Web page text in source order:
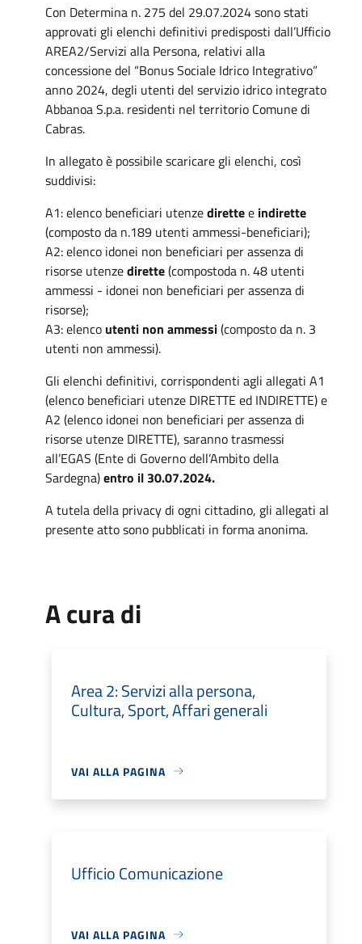
Con Determina n. 275 del 29.07.2024 sono stati
approvati gli elenchi definitivi predisposti dall’Ufficio
AREA2/Servizi alla Persona, relativi alla
concessione del “Bonus Sociale Idrico Integrativo”
anno 2024, degli utenti del servizio idrico integrato
Abbanoa S.p.a. residenti nel territorio Comune di
Cabras.
In allegato è possibile scaricare gli elenchi, così
suddivisi:
A1: elenco beneficiari utenzedirettee indirette
(composto da n.189 utenti ammessi-beneficiari);
A2: elenco idonei non beneficiari per assenza di
risorse utenzedirette(compostoda n. 48 utenti
ammessi - idonei non beneficiari per assenza di
risorse);
A3: elenco utenti non ammessi(composto da n. 3
utenti non ammessi).
Gli elenchi definitivi, corrispondenti agli allegati A1
(elenco beneficiari utenze DIRETTE ed INDIRETTE) e
A2 (elenco idonei non beneficiari per assenza di
risorse utenze DIRETTE), saranno trasmessi
all’EGAS (Ente di Governo dell’Ambito della
Sardegna)entro il 30.07.2024.
A tutela della privacy di ogni cittadino, gli allegati al
presente atto sono pubblicati in forma anonima.
A cura di
Area 2: Servizi alla persona,
Cultura, Sport, Affari generali
VAI ALLA PAGINA
Ufficio Comunicazione
VAI ALLA PAGINA